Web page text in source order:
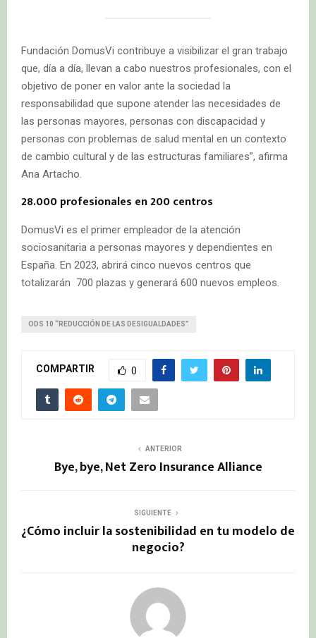
Fundación DomusVi contribuye a visibilizar el gran trabajo
que, día a día, llevan a cabo nuestros profesionales, con el
objetivo de poner en valor ante la sociedad la
responsabilidad que supone atender las necesidades de
las personas mayores, personas con discapacidad y
personas con problemas de salud mental en un contexto
de cambio cultural y de las estructuras familiares”, afirma
Ana Artacho.
28.000 profesionales en 200 centros
DomusVi es el primer empleador de la atención
sociosanitaria a personas mayores y dependientes en
España. En 2023, abrirá cinco nuevos centros que
totalizarán 700 plazas y generará 600 nuevos empleos.
ODS 10 “REDUCCIÓN DE LAS DESIGUALDADES”
COMPARTIR 0
ANTERIOR
Bye, bye, Net Zero Insurance Alliance
SIGUIENTE
¿Cómo incluir la sostenibilidad en tu modelo de
negocio?